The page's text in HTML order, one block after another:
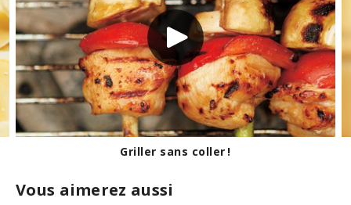
Griller sans coller !
Vous aimerez aussi